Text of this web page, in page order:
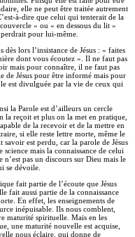
elle ne peut être traitée autrement
à-dire que celui qui tenterait de la
» ou « en dessous du lit »
pour lui-même.
dès lors l’insistance de Jésus : « faites
dont vous écoutez ». Il ne faut pas
mais pour connaître, il ne faut pas
de Jésus pour être informé mais pour
est divulguée par la vie de ceux qui
la Parole est d’ailleurs un cercle
la reçoit et plus on la met en pratique,
de la recevoir et de la mettre en
si elle reste lettre morte, même le
savoir est perdu, car la parole de Jésus
science mais la connaissance de celui
n’est pas un discours sur Dieu mais le
se dévoile.
fait partie de l’écoute que Jésus
fait aussi partie de la connaissance
En effet, les enseignements de
inépuisable. Ils nous comblent,
maturité spirituelle. Mais en les
une maturité nouvelle est acquise,
nous éclaire, qui donne de